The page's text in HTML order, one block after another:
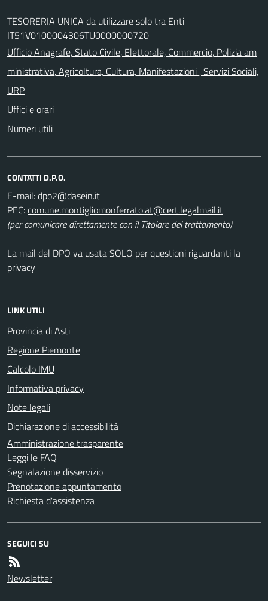
TESORERIA UNICA da utilizzare solo tra Enti
IT51V0100004306TU0000000720
Ufficio Anagrafe, Stato Civile, Elettorale, Commercio, Polizia am
ministrativa, Agricoltura, Cultura, Manifestazioni , Servizi Sociali,
URP
Uffici e orari
Numeri utili
CONTATTI D.P.O.
E-mail:
PEC:
(per comunicare direttamente con il Titolare del trattamento)
La mail del DPO va usata SOLO per questioni riguardanti la
privacy
LINK UTILI
Provincia di Asti
Regione Piemonte
Calcolo IMU
Informativa privacy
Note legali
Dichiarazione di accessibilità
Amministrazione trasparente
Leggi le FAQ
Segnalazione disservizio
Prenotazione appuntamento
Richiesta d'assistenza
SEGUICI SU
Newsletter